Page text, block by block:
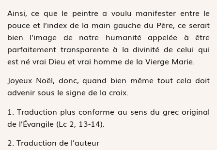
Ainsi, ce que le peintre a voulu manifester entre le
pouce et l’index de la main gauche du Père, ce serait
bien l’image de notre humanité appelée à être
parfaitement transparente à la divinité de celui qui
est né vrai Dieu et vrai homme de la Vierge Marie.
Joyeux Noël, donc, quand bien même tout cela doit
advenir sous le signe de la croix.
1. Traduction plus conforme au sens du grec original
de l’Évangile (Lc 2, 13-14).
2. Traduction de l’auteur